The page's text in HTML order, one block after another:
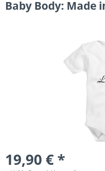
Baby Body: Made
19,90 € *